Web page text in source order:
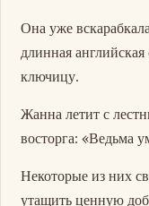
Она уже
длинная
ключицу.
Жанна летит с
восторга: «Ведьма
Некоторые из них
утащить ценную